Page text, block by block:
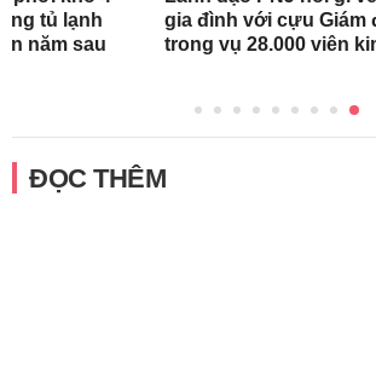
tủ lạnh
năm sau
gia đình với cựu Giám
trong vụ 28.000 viên
ĐỌC THÊM